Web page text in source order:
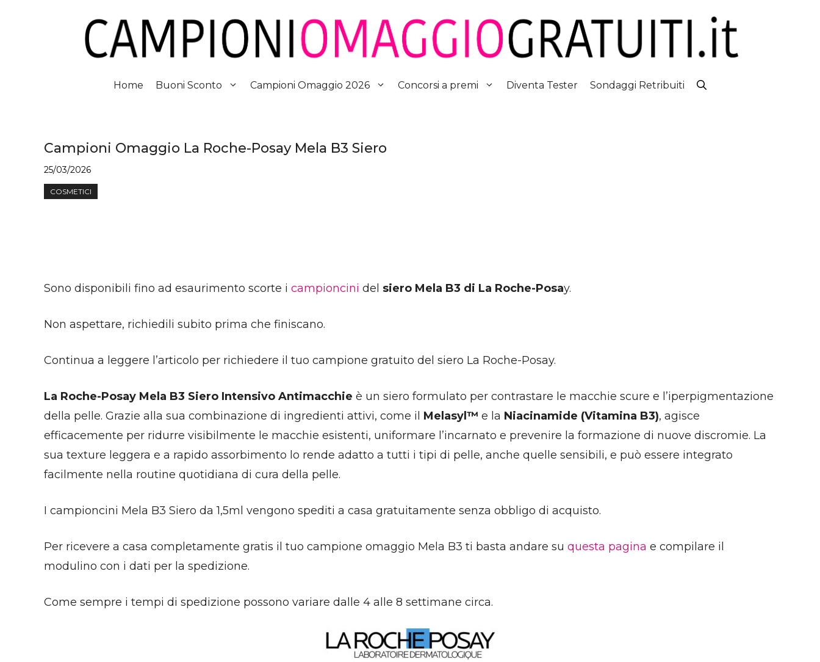
Home Buoni Sconto Campioni Omaggio 2026 Concorsi a premi Diventa Tester Sondaggi Retribuiti
Campioni Omaggio La Roche-Posay Mela B3 Siero
25/03/2026
COSMETICI
Sono disponibili fino ad esaurimento scorte i campioncini del siero Mela B3 di La Roche-Posay.
Non aspettare, richiedili subito prima che finiscano.
Continua a leggere l’articolo per richiedere il tuo campione gratuito del siero La Roche-Posay.
La Roche-Posay Mela B3 Siero Intensivo Antimacchie è un siero formulato per contrastare le macchie scure e l’iperpigmentazione
della pelle. Grazie alla sua combinazione di ingredienti attivi, come il Melasyl™ e la Niacinamide (Vitamina B3), agisce
efficacemente per ridurre visibilmente le macchie esistenti, uniformare l’incarnato e prevenire la formazione di nuove discromie. La
sua texture leggera e a rapido assorbimento lo rende adatto a tutti i tipi di pelle, anche quelle sensibili, e può essere integrato
facilmente nella routine quotidiana di cura della pelle.
I campioncini Mela B3 Siero da 1,5ml vengono spediti a casa gratuitamente senza obbligo di acquisto.
Per ricevere a casa completamente gratis il tuo campione omaggio Mela B3 ti basta andare su questa pagina e compilare il
modulino con i dati per la spedizione.
Come sempre i tempi di spedizione possono variare dalle 4 alle 8 settimane circa.